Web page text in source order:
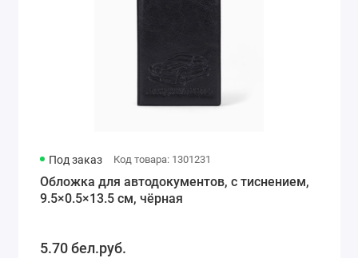
Под заказ Код товара: 1301231
Обложка для автодокументов, с тиснением,
9.5×0.5×13.5 см, чёрная
5.70 бел.руб.